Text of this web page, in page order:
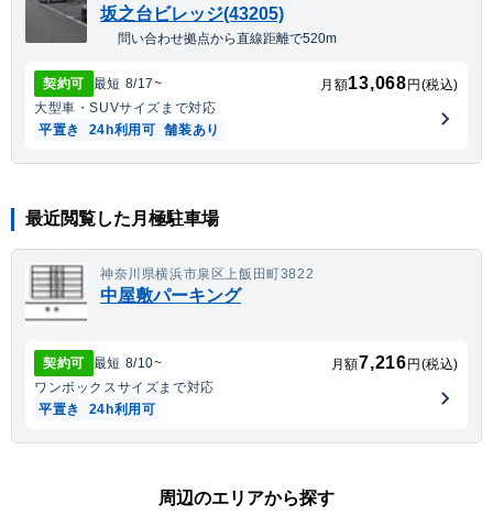
坂之台ビレッジ(43205)
問い合わせ拠点から直線距離で520m
契約可 最短 8/17~ 月額13,068 円(税込)
大型車・SUVサイズまで対応
平置き
24h利用可 舗装あり
最近閲覧した月極駐車場
神奈川県横浜市泉区上飯田町3822
中屋敷パーキング
契約可 最短 8/10~ 月額7,216 円(税込)
ワンボックスサイズまで対応
平置き
24h利用可
周辺のエリアから探す